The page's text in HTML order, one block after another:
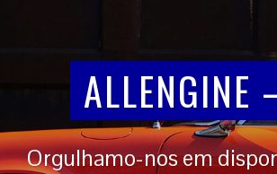
ALLENGINE
Orgulhamo-nos em
ANTES